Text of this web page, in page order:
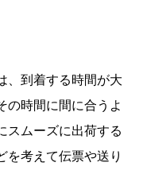
、到着する時間が大
の時間に間に合うよ
スムーズに出荷する
を考えて伝票や送り